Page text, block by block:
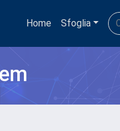
Home Sfoglia